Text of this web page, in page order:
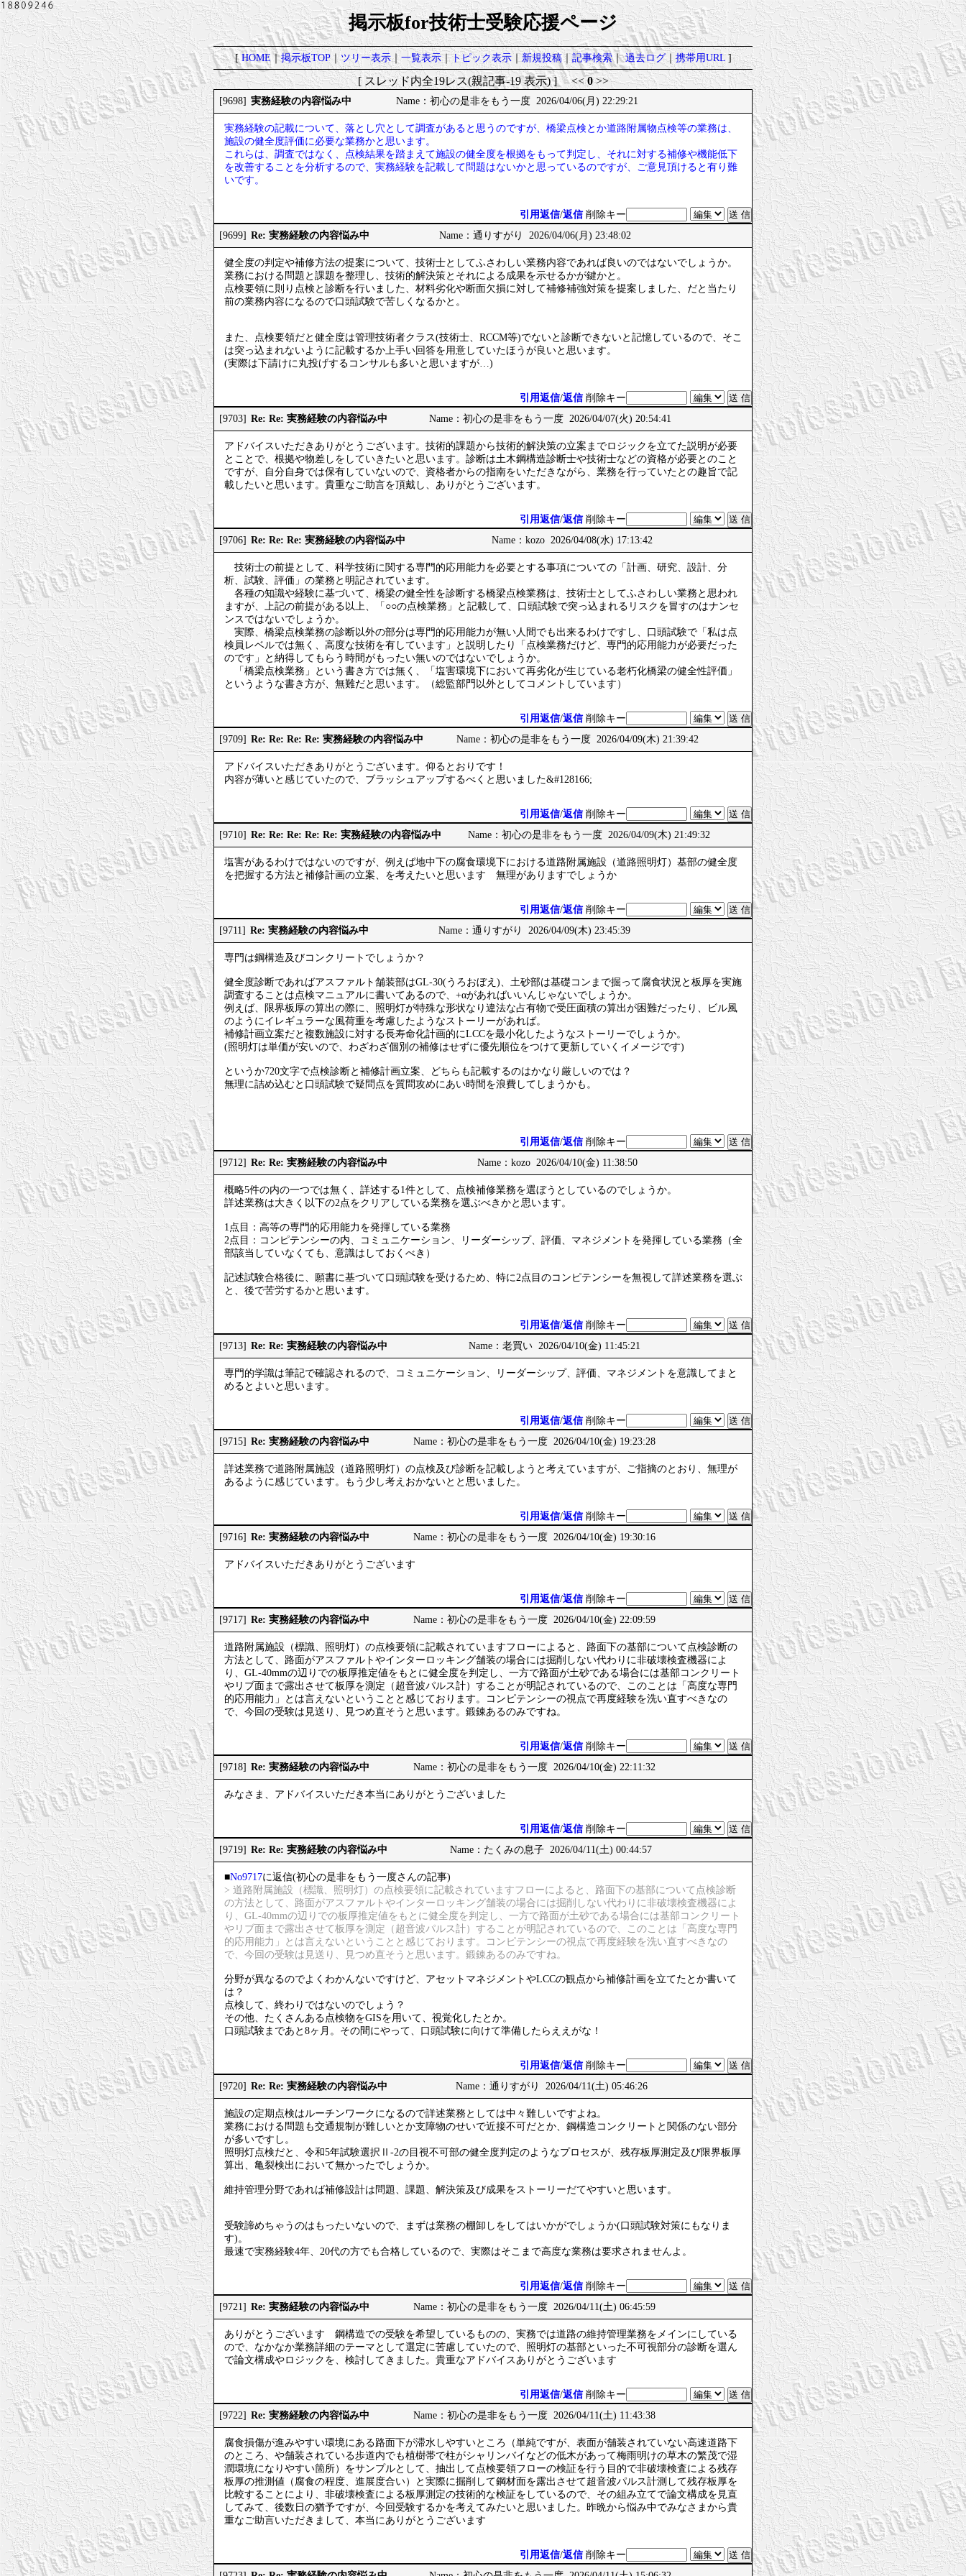
掲示板for技術士受験応援ページ
[HOME｜掲示板TOP｜ツリー表示｜一覧表示｜トピック表示｜新規投稿｜記事検索｜過去ログ｜携帯用URL]
[ スレッド内全19レス(親記事-19 表示) ] <<0>>
[9698] 実務経験の内容悩み中 Name：初心の是非をもう一度 2026/04/06(月) 22:29:21
実務経験の記載について、落とし穴として調査があると思うのですが、橋梁点検とか道路附属物点検等の業務は、
施設の健全度評価に必要な業務かと思います。
これらは、調査ではなく、点検結果を踏まえて施設の健全度を根拠をもって判定し、それに対する補修や機能低下
を改善することを分析するので、実務経験を記載して問題はないかと思っているのですが、ご意見頂けると有り難
いです。
引用返信/返信 削除キー
[9699] Re: 実務経験の内容悩み中 Name：通りすがり 2026/04/06(月) 23:48:02
健全度の判定や補修方法の提案について、技術士としてふさわしい業務内容であれば良いのではないでしょうか。
業務における問題と課題を整理し、技術的解決策とそれによる成果を示せるかが鍵かと。
点検要領に則り点検と診断を行いました、材料劣化や断面欠損に対して補修補強対策を提案しました、だと当たり
前の業務内容になるので口頭試験で苦しくなるかと。
また、点検要領だと健全度は管理技術者クラス(技術士、RCCM等)でないと診断できないと記憶しているので、そこ
は突っ込まれないように記載するか上手い回答を用意していたほうが良いと思います。
(実際は下請けに丸投げするコンサルも多いと思いますが…)
引用返信/返信 削除キー
[9703] Re: Re: 実務経験の内容悩み中 Name：初心の是非をもう一度 2026/04/07(火) 20:54:41
アドバイスいただきありがとうございます。技術的課題から技術的解決策の立案までロジックを立てた説明が必要
とことで、根拠や物差しをしていきたいと思います。診断は土木鋼構造診断士や技術士などの資格が必要とのこと
ですが、自分自身では保有していないので、資格者からの指南をいただきながら、業務を行っていたとの趣旨で記
載したいと思います。貴重なご助言を頂戴し、ありがとうございます。
引用返信/返信 削除キー
[9706] Re: Re: Re: 実務経験の内容悩み中 Name：kozo 2026/04/08(水) 17:13:42
技術士の前提として、科学技術に関する専門的応用能力を必要とする事項についての「計画、研究、設計、分
析、試験、評価」の業務と明記されています。
各種の知識や経験に基づいて、橋梁の健全性を診断する橋梁点検業務は、技術士としてふさわしい業務と思われ
ますが、上記の前提がある以上、「○○の点検業務」と記載して、口頭試験で突っ込まれるリスクを冒すのはナンセ
ンスではないでしょうか。
実際、橋梁点検業務の診断以外の部分は専門的応用能力が無い人間でも出来るわけですし、口頭試験で「私は点
検員レベルでは無く、高度な技術を有しています」と説明したり「点検業務だけど、専門的応用能力が必要だった
のです」と納得してもらう時間がもったい無いのではないでしょうか。
「橋梁点検業務」という書き方では無く、「塩害環境下において再劣化が生じている老朽化橋梁の健全性評価」
というような書き方が、無難だと思います。（総監部門以外としてコメントしています）
引用返信/返信 削除キー
[9709] Re: Re: Re: Re: 実務経験の内容悩み中 Name：初心の是非をもう一度 2026/04/09(木) 21:39:42
アドバイスいただきありがとうございます。仰るとおりです！
内容が薄いと感じていたので、ブラッシュアップするべくと思いました&#128166;
引用返信/返信 削除キー
[9710] Re: Re: Re: Re: Re: 実務経験の内容悩み中 Name：初心の是非をもう一度 2026/04/09(木) 21:49:32
塩害があるわけではないのですが、例えば地中下の腐食環境下における道路附属施設（道路照明灯）基部の健全度
を把握する方法と補修計画の立案、を考えたいと思います 無理がありますでしょうか
引用返信/返信 削除キー
[9711] Re: 実務経験の内容悩み中 Name：通りすがり 2026/04/09(木) 23:45:39
専門は鋼構造及びコンクリートでしょうか？
健全度診断であればアスファルト舗装部はGL-30(うろおぼえ)、土砂部は基礎コンまで掘って腐食状況と板厚を実施
調査することは点検マニュアルに書いてあるので、+αがあればいいんじゃないでしょうか。
例えば、限界板厚の算出の際に、照明灯が特殊な形状なり違法な占有物で受圧面積の算出が困難だったり、ビル風
のようにイレギュラーな風荷重を考慮したようなストーリーがあれば。
補修計画立案だと複数施設に対する長寿命化計画的にLCCを最小化したようなストーリーでしょうか。
(照明灯は単価が安いので、わざわざ個別の補修はせずに優先順位をつけて更新していくイメージです)
というか720文字で点検診断と補修計画立案、どちらも記載するのはかなり厳しいのでは？
無理に詰め込むと口頭試験で疑問点を質問攻めにあい時間を浪費してしまうかも。
引用返信/返信 削除キー
[9712] Re: Re: 実務経験の内容悩み中 Name：kozo 2026/04/10(金) 11:38:50
概略5件の内の一つでは無く、詳述する1件として、点検補修業務を選ぼうとしているのでしょうか。
詳述業務は大きく以下の2点をクリアしている業務を選ぶべきかと思います。
1点目：高等の専門的応用能力を発揮している業務
2点目：コンピテンシーの内、コミュニケーション、リーダーシップ、評価、マネジメントを発揮している業務（全
部該当していなくても、意識はしておくべき）
記述試験合格後に、願書に基づいて口頭試験を受けるため、特に2点目のコンピテンシーを無視して詳述業務を選ぶ
と、後で苦労するかと思います。
引用返信/返信 削除キー
[9713] Re: Re: 実務経験の内容悩み中 Name：老買い 2026/04/10(金) 11:45:21
専門的学識は筆記で確認されるので、コミュニケーション、リーダーシップ、評価、マネジメントを意識してまと
めるとよいと思います。
引用返信/返信 削除キー
[9715] Re: 実務経験の内容悩み中 Name：初心の是非をもう一度 2026/04/10(金) 19:23:28
詳述業務で道路附属施設（道路照明灯）の点検及び診断を記載しようと考えていますが、ご指摘のとおり、無理が
あるように感じています。もう少し考えおかないとと思いました。
引用返信/返信 削除キー
[9716] Re: 実務経験の内容悩み中 Name：初心の是非をもう一度 2026/04/10(金) 19:30:16
アドバイスいただきありがとうございます
引用返信/返信 削除キー
[9717] Re: 実務経験の内容悩み中 Name：初心の是非をもう一度 2026/04/10(金) 22:09:59
道路附属施設（標識、照明灯）の点検要領に記載されていますフローによると、路面下の基部について点検診断の
方法として、路面がアスファルトやインターロッキング舗装の場合には掘削しない代わりに非破壊検査機器によ
り、GL-40mmの辺りでの板厚推定値をもとに健全度を判定し、一方で路面が土砂である場合には基部コンクリート
やリブ面まで露出させて板厚を測定（超音波パルス計）することが明記されているので、このことは「高度な専門
的応用能力」とは言えないということと感じております。コンピテンシーの視点で再度経験を洗い直すべきなの
で、今回の受験は見送り、見つめ直そうと思います。鍛錬あるのみですね。
引用返信/返信 削除キー
[9718] Re: 実務経験の内容悩み中 Name：初心の是非をもう一度 2026/04/10(金) 22:11:32
みなさま、アドバイスいただき本当にありがとうございました
引用返信/返信 削除キー
[9719] Re: Re: 実務経験の内容悩み中 Name：たくみの息子 2026/04/11(土) 00:44:57
■No9717に返信(初心の是非をもう一度さんの記事)
> 道路附属施設（標識、照明灯）の点検要領に記載されていますフローによると、路面下の基部について点検診断
の方法として、路面がアスファルトやインターロッキング舗装の場合には掘削しない代わりに非破壊検査機器によ
り、GL-40mmの辺りでの板厚推定値をもとに健全度を判定し、一方で路面が土砂である場合には基部コンクリート
やリブ面まで露出させて板厚を測定（超音波パルス計）することが明記されているので、このことは「高度な専門
的応用能力」とは言えないということと感じております。コンピテンシーの視点で再度経験を洗い直すべきなの
で、今回の受験は見送り、見つめ直そうと思います。鍛錬あるのみですね。
分野が異なるのでよくわかんないですけど、アセットマネジメントやLCCの観点から補修計画を立てたとか書いて
は？
点検して、終わりではないのでしょう？
その他、たくさんある点検物をGISを用いて、視覚化したとか。
口頭試験まであと8ヶ月。その間にやって、口頭試験に向けて準備したらええがな！
引用返信/返信 削除キー
[9720] Re: Re: 実務経験の内容悩み中 Name：通りすがり 2026/04/11(土) 05:46:26
施設の定期点検はルーチンワークになるので詳述業務としては中々難しいですよね。
業務における問題も交通規制が難しいとか支障物のせいで近接不可だとか、鋼構造コンクリートと関係のない部分
が多いですし。
照明灯点検だと、令和5年試験選択Ⅱ-2の目視不可部の健全度判定のようなプロセスが、残存板厚測定及び限界板厚
算出、亀裂検出において無かったでしょうか。
維持管理分野であれば補修設計は問題、課題、解決策及び成果をストーリーだてやすいと思います。
受験諦めちゃうのはもったいないので、まずは業務の棚卸しをしてはいかがでしょうか(口頭試験対策にもなりま
す)。
最速で実務経験4年、20代の方でも合格しているので、実際はそこまで高度な業務は要求されませんよ。
引用返信/返信 削除キー
[9721] Re: 実務経験の内容悩み中 Name：初心の是非をもう一度 2026/04/11(土) 06:45:59
ありがとうございます 鋼構造での受験を希望しているものの、実務では道路の維持管理業務をメインにしている
ので、なかなか業務詳細のテーマとして選定に苦慮していたので、照明灯の基部といった不可視部分の診断を選ん
で論文構成やロジックを、検討してきました。貴重なアドバイスありがとうございます
引用返信/返信 削除キー
[9722] Re: 実務経験の内容悩み中 Name：初心の是非をもう一度 2026/04/11(土) 11:43:38
腐食損傷が進みやすい環境にある路面下が滞水しやすいところ（単純ですが、表面が舗装されていない高速道路下
のところ、や舗装されている歩道内でも植樹帯で柱がシャリンバイなどの低木があって梅雨明けの草木の繁茂で湿
潤環境になりやすい箇所）をサンプルとして、抽出して点検要領フローの検証を行う目的で非破壊検査による残存
板厚の推測値（腐食の程度、進展度合い）と実際に掘削して鋼材面を露出させて超音波パルス計測して残存板厚を
比較することにより、非破壊検査による板厚測定の技術的な検証をしているので、その組み立てで論文構成を見直
してみて、後数日の猶予ですが、今回受験するかを考えてみたいと思いました。昨晩から悩み中でみなさまから貴
重なご助言いただきまして、本当にありがとうございます
引用返信/返信 削除キー